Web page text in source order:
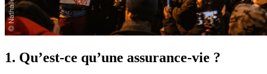
1. Qu’est-ce qu’une assurance-vie ?